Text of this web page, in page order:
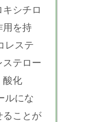
シチロ
用を持
レステ
ステロー
酸化
ルにな
ることが